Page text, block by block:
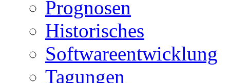
Prognosen
Historisches
Softwareentwicklung
Tagungen